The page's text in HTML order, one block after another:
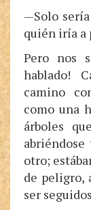
—Solo
quién iría a
Pero nos
hablado!
camino
como una
árboles
otro;
de peligro,
ser